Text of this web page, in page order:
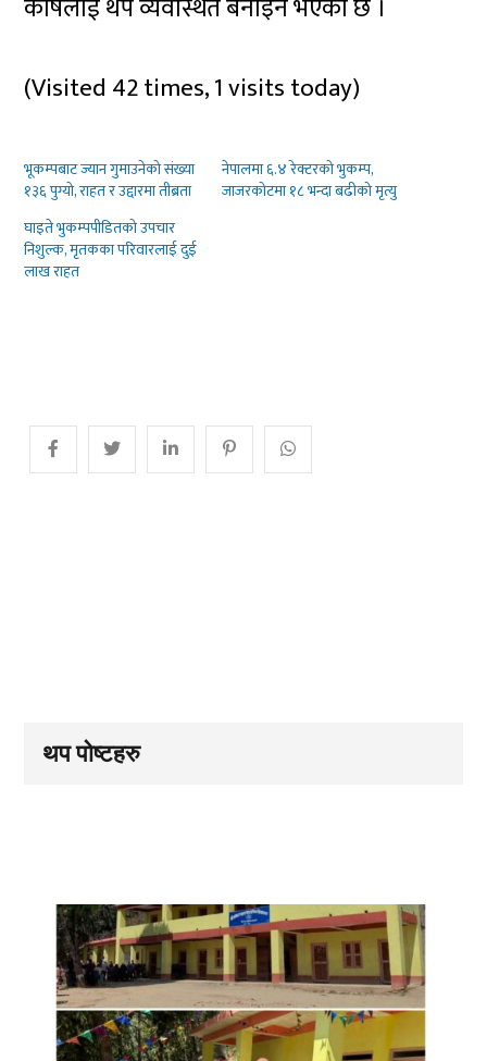
कोषलाई थप व्यवस्थित बनाइने भएको छ ।
(Visited 42 times, 1 visits today)
भूकम्पबाट ज्यान गुमाउनेको संख्या
१३६ पुग्यो, राहत र उद्दारमा तीब्रता
नेपालमा ६.४ रेक्टरको भुकम्प,
जाजरकोटमा १८ भन्दा बढीको मृत्यु
घाइते भुकम्पपीडितको उपचार
निशुल्क, मृतकका परिवारलाई दुई
लाख राहत
थप पोष्टहरु